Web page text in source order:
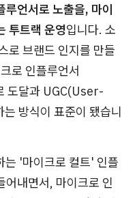
루언서로 노출을, 마이
투트랙 운영입니다. 소
로 브랜드 인지를 만들
로 인플루언서
도달과 UGC(User-
방식이 표준이 됐습니
는 '마이크로 컬트' 인플
어내면서, 마이크로 인